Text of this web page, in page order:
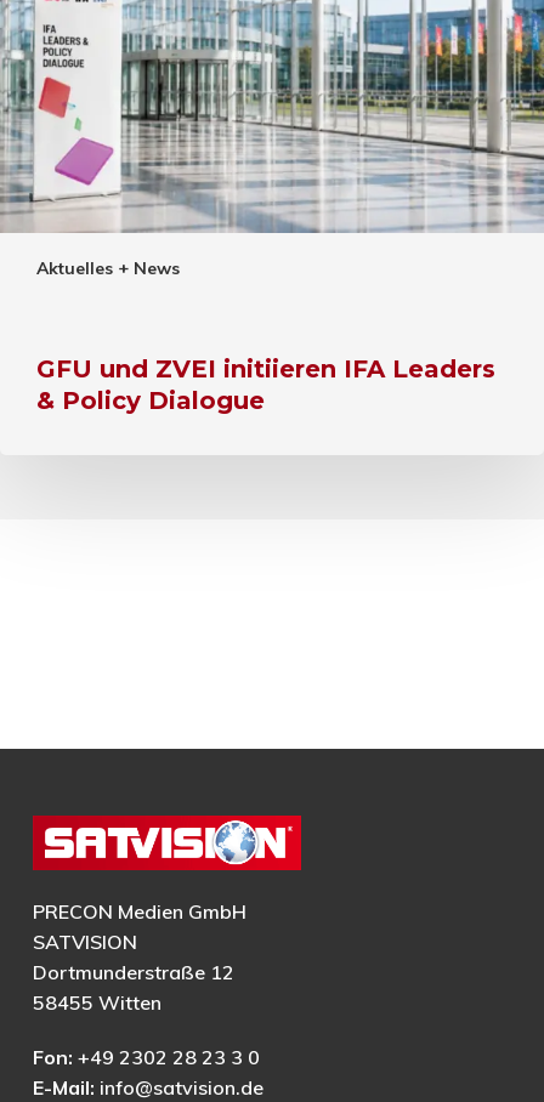
Aktuelles + News
GFU und ZVEI initiieren IFA Leaders
& Policy Dialogue
PRECON Medien GmbH
SATVISION
Dortmunderstraße 12
58455 Witten
Fon: +49 2302 28 23 3 0
E-Mail: info@satvision.de